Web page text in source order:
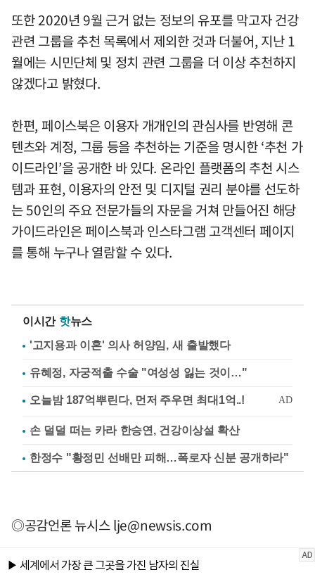
또한 2020년 9월 근거 없는 정보의 유포를 막고자 건강
관련 그룹을 추천 목록에서 제외한 것과 더불어, 지난 1
월에는 시민단체 및 정치 관련 그룹을 더 이상 추천하지
않겠다고 밝혔다.
한편, 페이스북은 이용자 개개인의 관심사를 반영해 콘
텐츠와 계정, 그룹 등을 추천하는 기준을 명시한 ‘추천 가
이드라인’을 공개한 바 있다. 온라인 플랫폼의 추천 시스
템과 표현, 이용자의 안전 및 디지털 권리 분야를 선도하
는 50인의 주요 전문가들의 자문을 거쳐 만들어진 해당
가이드라인은 페이스북과 인스타그램 고객센터 페이지
를 통해 누구나 열람할 수 있다.
이시간 핫뉴스
'고지용과 이혼' 의사 허양임, 새 출발했다
유혜정, 자궁적출 수술 "여성성 잃는 것이…"
손 덜덜 떠는 카라 한승연, 건강이상설 확산
한정수 "황정민 선배만 피해…폭로자 신분 공개하라"
◎공감언론 뉴시스lje@newsis.com